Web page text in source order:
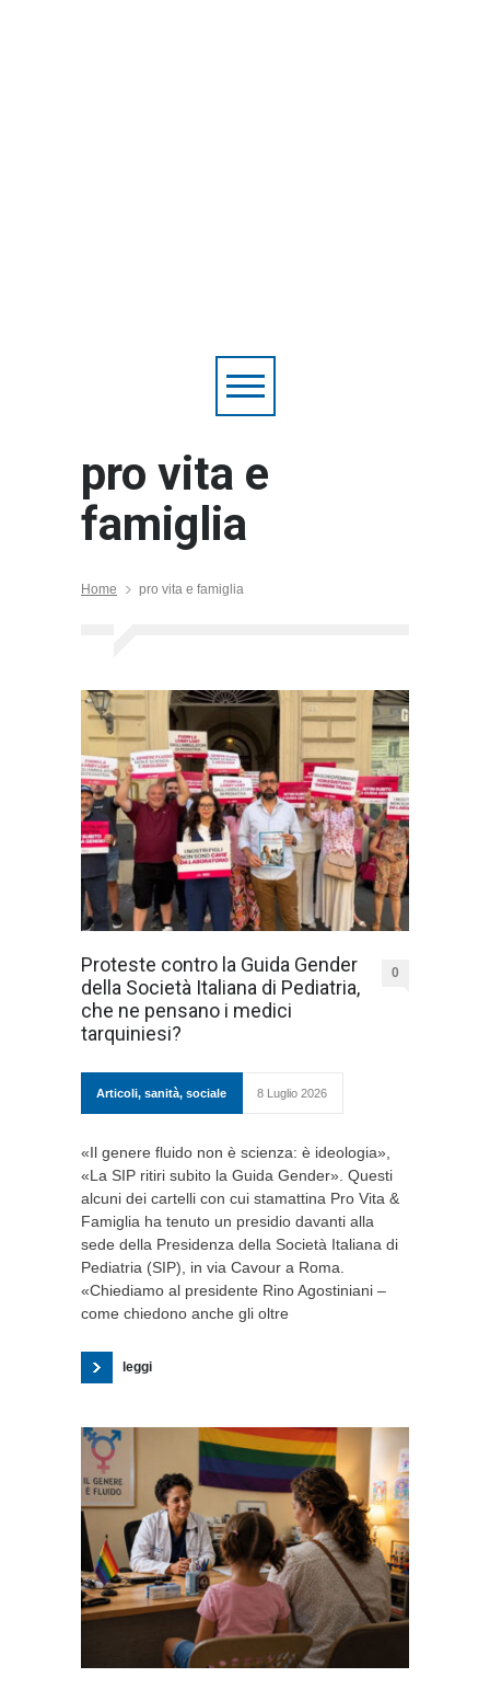
pro vita e
famiglia
Home pro vita e famiglia
Proteste contro la Guida Gender
della Società Italiana di Pediatria,
che ne pensano i medici
tarquiniesi?
0
Articoli, sanità, sociale 8 Luglio 2026
«Il genere fluido non è scienza: è ideologia»,
«La SIP ritiri subito la Guida Gender». Questi
alcuni dei cartelli con cui stamattina Pro Vita &
Famiglia ha tenuto un presidio davanti alla
sede della Presidenza della Società Italiana di
Pediatria (SIP), in via Cavour a Roma.
«Chiediamo al presidente Rino Agostiniani –
come chiedono anche gli oltre
leggi